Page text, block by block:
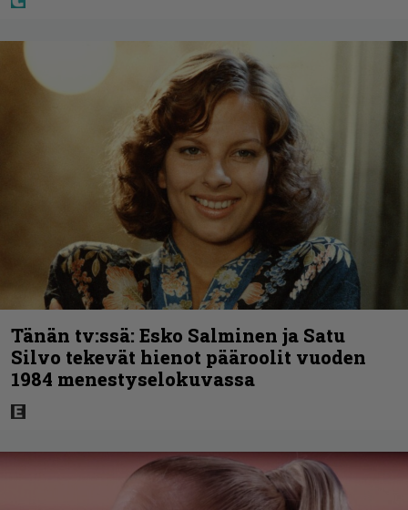
Tänän tv:ssä: Esko Salminen ja Satu
Silvo tekevät hienot pääroolit vuoden
1984 menestyselokuvassa